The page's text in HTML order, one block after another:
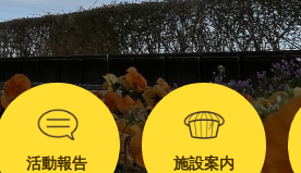
活動報告 施設案内